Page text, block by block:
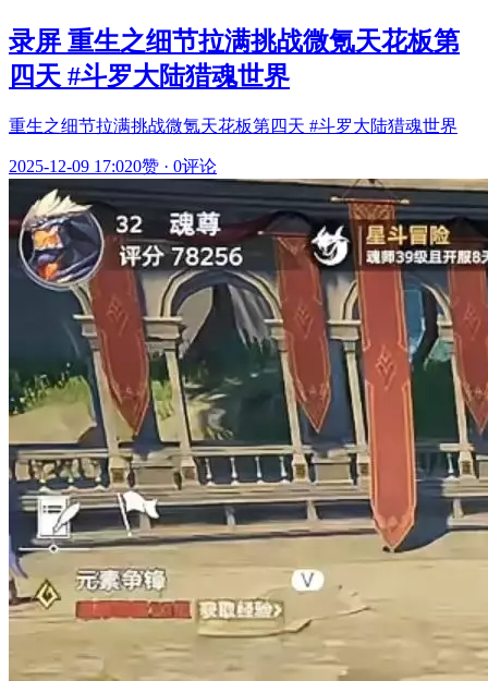
录屏 重生之细节拉满挑战微氪天花板第
四天 #斗罗大陆猎魂世界
重生之细节拉满挑战微氪天花板第四天 #斗罗大陆猎魂世界
2025-12-09 17:020赞 · 0评论